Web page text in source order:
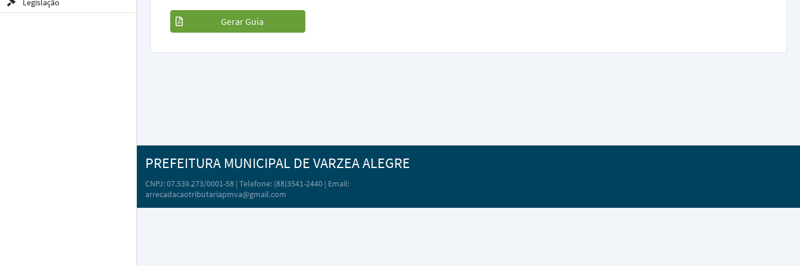
Legislação
Gerar Guia
PREFEITURA MUNICIPAL DE VARZEA ALEGRE
CNPJ: 07.539.273/0001-58 | Telefone: (88)3541-2440 | Email:
arrecadacaotributariapmva@gmail.com